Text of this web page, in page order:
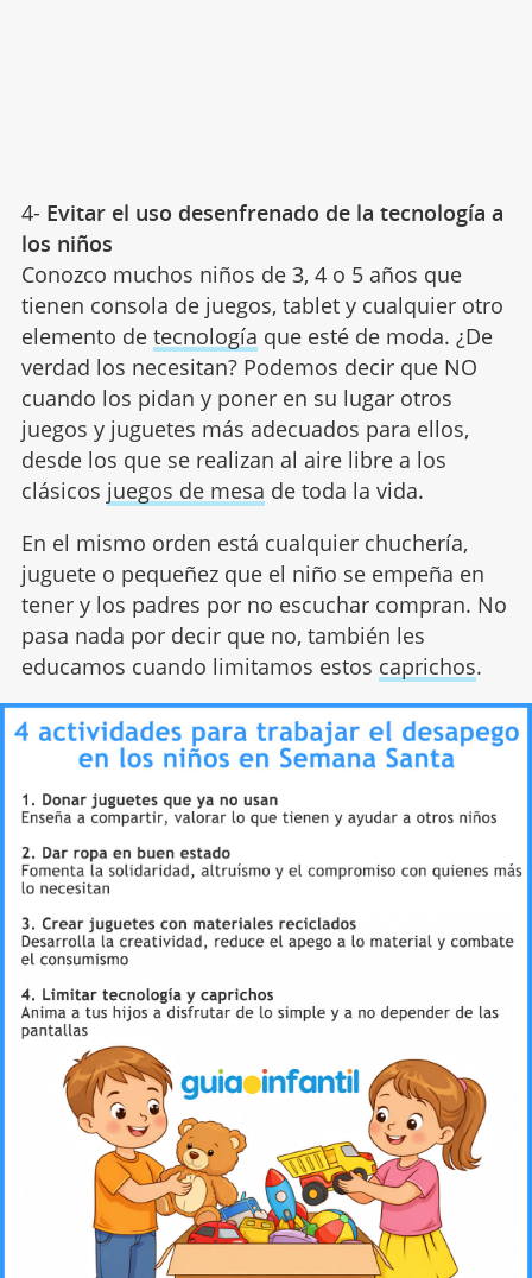
4- Evitar el uso desenfrenado de la tecnología a
los niños
Conozco muchos niños de 3, 4 o 5 años que
tienen consola de juegos, tablet y cualquier otro
elemento de tecnología que esté de moda. ¿De
verdad los necesitan? Podemos decir que NO
cuando los pidan y poner en su lugar otros
juegos y juguetes más adecuados para ellos,
desde los que se realizan al aire libre a los
clásicos juegos de mesa de toda la vida.
En el mismo orden está cualquier chuchería,
juguete o pequeñez que el niño se empeña en
tener y los padres por no escuchar compran. No
pasa nada por decir que no, también les
educamos cuando limitamos estos caprichos.